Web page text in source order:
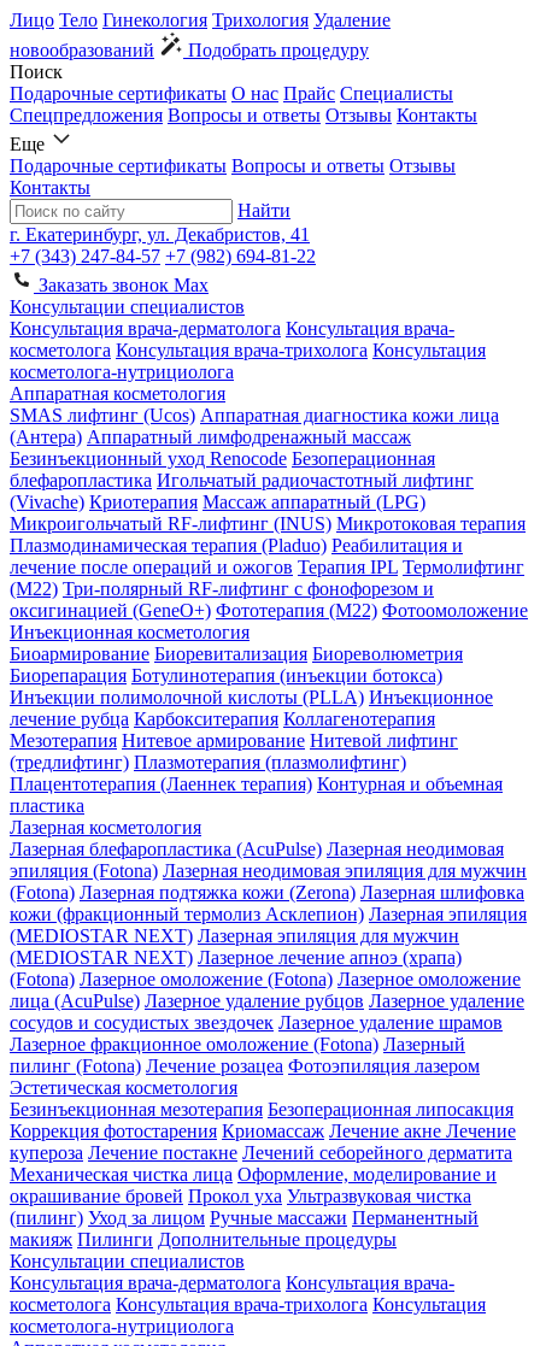
Лицо Тело Гинекология Трихология Удаление
новообразований
Подобрать процедуру
Поиск
Подарочные сертификаты О нас Прайс Специалисты
Спецпредложения Вопросы и ответы Отзывы Контакты
Еще
Подарочные сертификаты Вопросы и ответы Отзывы
Контакты
Найти
г. Екатеринбург, ул. Декабристов, 41
+7 (343) 247-84-57 +7 (982) 694-81-22
Заказать звонок Max
Консультации специалистов
Консультация врача-дерматолога Консультация врача-
косметолога Консультация врача-трихолога Консультация
косметолога-нутрициолога
Аппаратная косметология
SMAS лифтинг (Ucos) Аппаратная диагностика кожи лица
(Антера) Аппаратный лимфодренажный массаж
Безинъекционный уход Renocode Безоперационная
блефаропластика Игольчатый радиочастотный лифтинг
(Vivache) Криотерапия Массаж аппаратный (LPG)
Микроигольчатый RF-лифтинг (INUS) Микротоковая терапия
Плазмодинамическая терапия (Pladuo) Реабилитация и
лечение после операций и ожогов Терапия IPL Термолифтинг
(M22) Три-полярный RF-лифтинг c фонофорезом и
оксигинацией (GeneO+) Фототерапия (М22) Фотоомоложение
Инъекционная косметология
Биоармирование Биоревитализация Биореволюметрия
Биорепарация Ботулинотерапия (инъекции ботокса)
Инъекции полимолочной кислоты (PLLA) Инъекционное
лечение рубца Карбокситерапия Коллагенотерапия
Мезотерапия Нитевое армирование Нитевой лифтинг
(тредлифтинг) Плазмотерапия (плазмолифтинг)
Плацентотерапия (Лаеннек терапия) Контурная и объемная
пластика
Лазерная косметология
Лазерная блефаропластика (AcuPulse) Лазерная неодимовая
эпиляция (Fotona) Лазерная неодимовая эпиляция для мужчин
(Fotona) Лазерная подтяжка кожи (Zerona) Лазерная шлифовка
кожи (фракционный термолиз Асклепион) Лазерная эпиляция
(MEDIOSTAR NEXT) Лазерная эпиляция для мужчин
(MEDIOSTAR NEXT) Лазерное лечение апноэ (храпа)
(Fotona) Лазерное омоложение (Fotona) Лазерное омоложение
лица (AcuPulse) Лазерное удаление рубцов Лазерное удаление
сосудов и сосудистых звездочек Лазерное удаление шрамов
Лазерное фракционное омоложение (Fotona) Лазерный
пилинг (Fotona) Лечение розацеа Фотоэпиляция лазером
Эстетическая косметология
Безинъекционная мезотерапия Безоперационная липосакция
Коррекция фотостарения Криомассаж Лечение акне Лечение
купероза Лечение постакне Лечений себорейного дерматита
Механическая чистка лица Оформление, моделирование и
окрашивание бровей Прокол уха Ультразвуковая чистка
(пилинг) Уход за лицом Ручные массажи Перманентный
макияж Пилинги Дополнительные процедуры
Консультации специалистов
Консультация врача-дерматолога Консультация врача-
косметолога Консультация врача-трихолога Консультация
косметолога-нутрициолога